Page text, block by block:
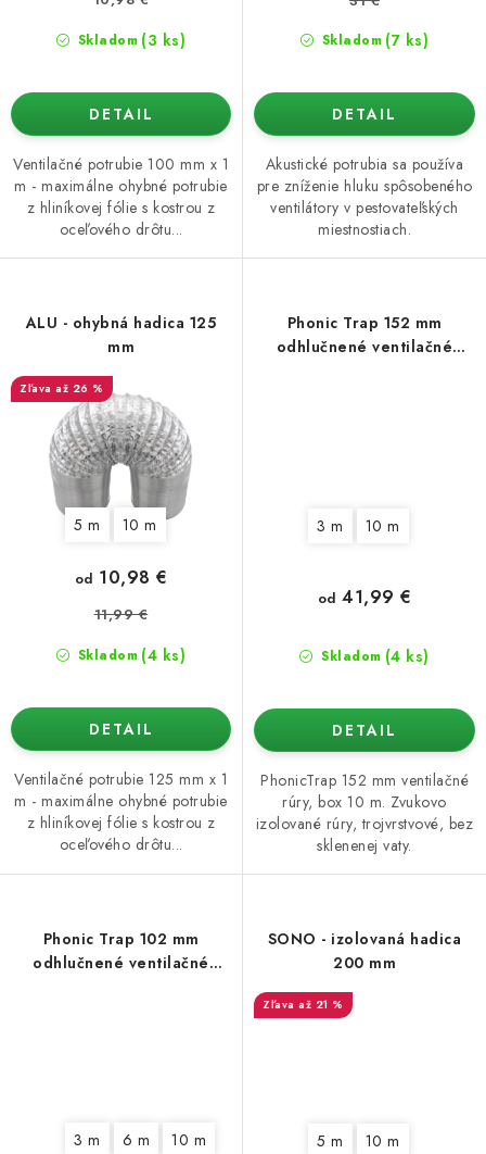
Skladom (3 ks)
DETAIL
Ventilačné potrubie 100 mm x 1
m - maximálne ohybné potrubie
z hliníkovej fólie s kostrou z
oceľového drôtu...
Skladom (7 ks)
DETAIL
Akustické potrubia sa používa
pre zníženie hluku spôsobeného
ventilátory v pestovateľských
miestnostiach.
ALU - ohybná hadica 125
mm
až 26 %
5 m 10 m
Skladom (4 ks)
od 10,98 €
11,99 €
DETAIL
Ventilačné potrubie 125 mm x 1
m - maximálne ohybné potrubie
z hliníkovej fólie s kostrou z
oceľového drôtu...
Phonic Trap 152 mm
odhlučnené ventilačné
3 m 10 m
Skladom (4 ks)
od 41,99 €
DETAIL
PhonicTrap 152 mm ventilačné
rúry, box 10 m. Zvukovo
izolované rúry, trojvrstvové, bez
sklenenej vaty.
Phonic Trap 102 mm
odhlučnené ventilačné
3 m 6 m 10 m
SONO - izolovaná hadica
200 mm
až 21 %
5 m 10 m